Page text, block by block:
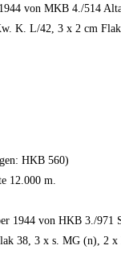
von MKB 4./514
K. L/42, 3 x 2 cm
HKB 560)
12.000 m.
1944 von HKB 3./971
38, 3 x s. MG (n),